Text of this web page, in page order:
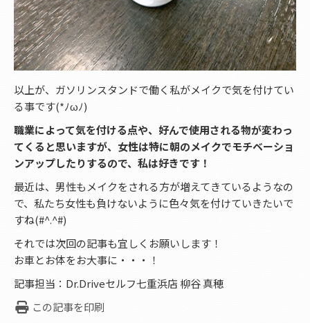
以上が、ガソリンスタンドで働く私がメイクで気を付けてい
る事です(*ﾉωﾉ)
職業によって気を付ける点や、好んで使用される物が変わっ
てくると思いますが、女性は特に朝のメイクでモチベーショ
ンアップしたりするので、私は好きです！
最近は、男性もメイクをされる方が増えてきているようなの
で、私たち女性も負けないように色々気を付けていきたいで
すね(#^.^#)
それでは次回の記事も宜しくお願いします！
お車とお体をお大事に・・・！
記事担当：Dr.Driveセルフ七重浜店 柳谷 真穂
この記事を印刷